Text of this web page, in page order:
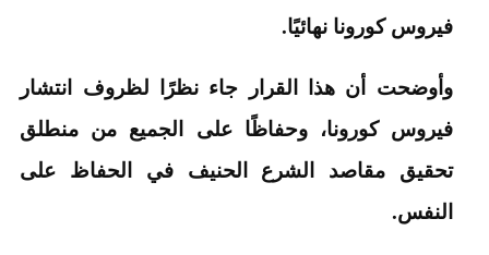
فيروس كورونا نهائيًا.
وأوضحت أن هذا القرار جاء نظرًا لظروف انتشار
فيروس كورونا، وحفاظًا على الجميع من منطلق
تحقيق مقاصد الشرع الحنيف في الحفاظ على
النفس.